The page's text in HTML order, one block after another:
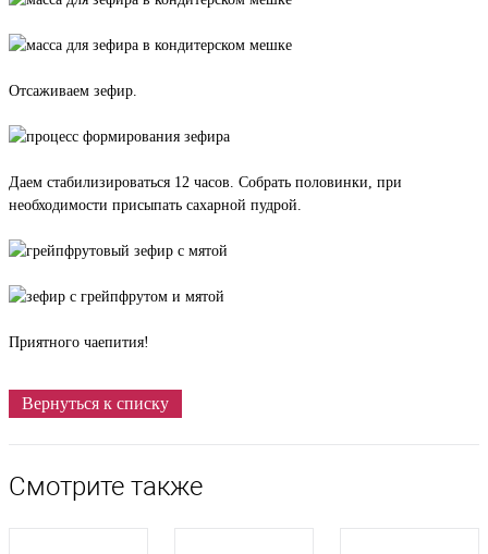
Отсаживаем зефир.
Даем стабилизироваться 12 часов. Собрать половинки, при
необходимости присыпать сахарной пудрой.
Приятного чаепития!
Вернуться к списку
Смотрите также